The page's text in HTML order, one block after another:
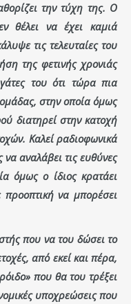
την τύχη της. Ο
θέλει να έχει καμιά
τις τελευταίες του
της φετινής χρονιάς
του ότι τώρα πια
στην οποία όμως
διατηρεί στην κατοχή
Καλεί ραδιοφωνικά
αναλάβει τις ευθύνες
όμως ο ίδιος κρατάει
να μπορέσει
που να του δώσει το
από εκεί και πέρα,
που θα του τρέξει
υποχρεώσεις που